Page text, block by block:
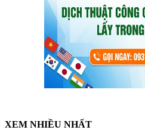
XEM NHIỀU NHẤT